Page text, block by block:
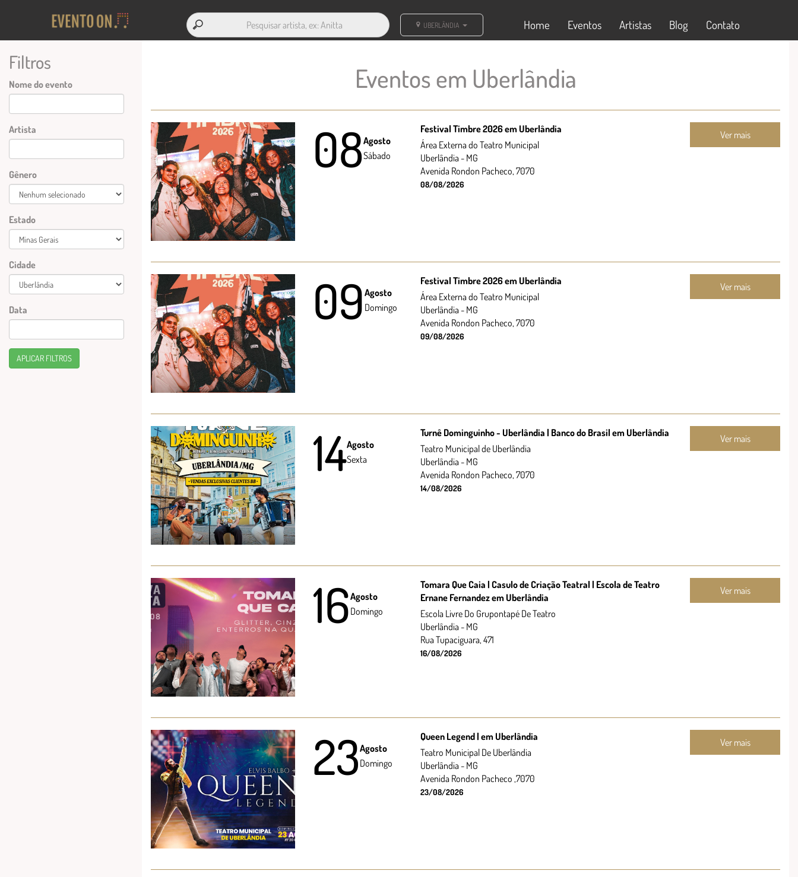
UBERLÂNDIA Home Eventos Artistas Blog Contato
Filtros
Nome do evento
Artista
Gênero
Estado
Cidade
Data
APLICAR FILTROS
Eventos em Uberlândia
08Agosto
Sábado
Festival Timbre 2026 em Uberlândia
Área Externa do Teatro Municipal
Uberlândia - MG
Avenida Rondon Pacheco, 7070
08/08/2026
Ver mais
09 Agosto
Domingo
Festival Timbre 2026 em Uberlândia
Área Externa do Teatro Municipal
Uberlândia - MG
Avenida Rondon Pacheco, 7070
09/08/2026
Ver mais
14Agosto
Sexta
Turnê Dominguinho - Uberlândia | Banco do Brasil em Uberlândia
Teatro Municipal de Uberlândia
Uberlândia - MG
Avenida Rondon Pacheco, 7070
14/08/2026
Ver mais
16Agosto
Domingo
Tomara Que Caia | Casulo de Criação Teatral | Escola de Teatro
Ernane Fernandez em Uberlândia
Escola Livre Do Grupontapé De Teatro
Uberlândia - MG
Rua Tupaciguara, 471
16/08/2026
Ver mais
23Agosto
Domingo
Queen Legend | em Uberlândia
Teatro Municipal De Uberlândia
Uberlândia - MG
Avenida Rondon Pacheco ,7070
23/08/2026
Ver mais